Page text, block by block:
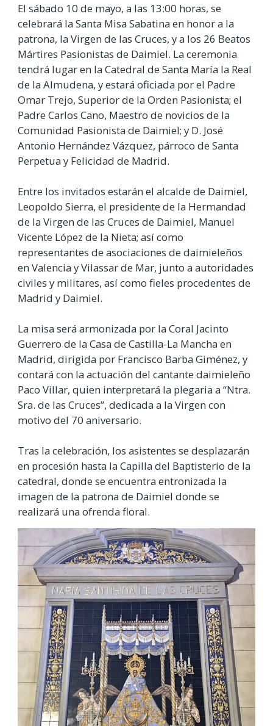
El sábado 10 de mayo, a las 13:00 horas, se
celebrará la Santa Misa Sabatina en honor a la
patrona, la Virgen de las Cruces, y a los 26 Beatos
Mártires Pasionistas de Daimiel. La ceremonia
tendrá lugar en la Catedral de Santa María la Real
de la Almudena, y estará oficiada por el Padre
Omar Trejo, Superior de la Orden Pasionista; el
Padre Carlos Cano, Maestro de novicios de la
Comunidad Pasionista de Daimiel; y D. José
Antonio Hernández Vázquez, párroco de Santa
Perpetua y Felicidad de Madrid.
Entre los invitados estarán el alcalde de Daimiel,
Leopoldo Sierra, el presidente de la Hermandad
de la Virgen de las Cruces de Daimiel, Manuel
Vicente López de la Nieta; así como
representantes de asociaciones de daimieleños
en Valencia y Vilassar de Mar, junto a autoridades
civiles y militares, así como fieles procedentes de
Madrid y Daimiel.
La misa será armonizada por la Coral Jacinto
Guerrero de la Casa de Castilla-La Mancha en
Madrid, dirigida por Francisco Barba Giménez, y
contará con la actuación del cantante daimieleño
Paco Villar, quien interpretará la plegaria a “Ntra.
Sra. de las Cruces”, dedicada a la Virgen con
motivo del 70 aniversario.
Tras la celebración, los asistentes se desplazarán
en procesión hasta la Capilla del Baptisterio de la
catedral, donde se encuentra entronizada la
imagen de la patrona de Daimiel donde se
realizará una ofrenda floral.